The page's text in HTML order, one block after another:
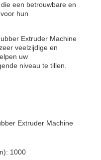
een betrouwbare en
hun
Extruder Machine
veelzijdige en
uw
niveau te tillen.
Extruder Machine
1000